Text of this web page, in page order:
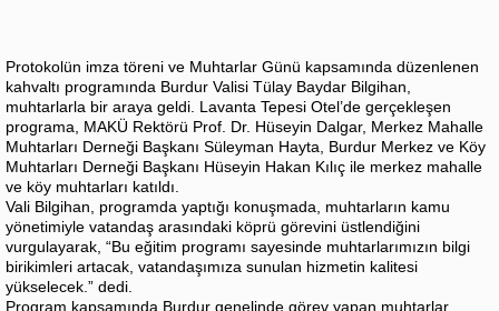
Protokolün imza töreni ve Muhtarlar Günü kapsamında düzenlenen
kahvaltı programında Burdur Valisi Tülay Baydar Bilgihan,
muhtarlarla bir araya geldi. Lavanta Tepesi Otel’de gerçekleşen
programa, MAKÜ Rektörü Prof. Dr. Hüseyin Dalgar, Merkez Mahalle
Muhtarları Derneği Başkanı Süleyman Hayta, Burdur Merkez ve Köy
Muhtarları Derneği Başkanı Hüseyin Hakan Kılıç ile merkez mahalle
ve köy muhtarları katıldı.
Vali Bilgihan, programda yaptığı konuşmada, muhtarların kamu
yönetimiyle vatandaş arasındaki köprü görevini üstlendiğini
vurgulayarak, “Bu eğitim programı sayesinde muhtarlarımızın bilgi
birikimleri artacak, vatandaşımıza sunulan hizmetin kalitesi
yükselecek.” dedi.
Program kapsamında Burdur genelinde görev yapan muhtarlar,